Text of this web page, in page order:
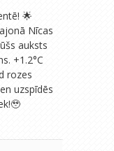
🌟
Nīcas
auksts
+1.2°C
rozes
uzspīdēs